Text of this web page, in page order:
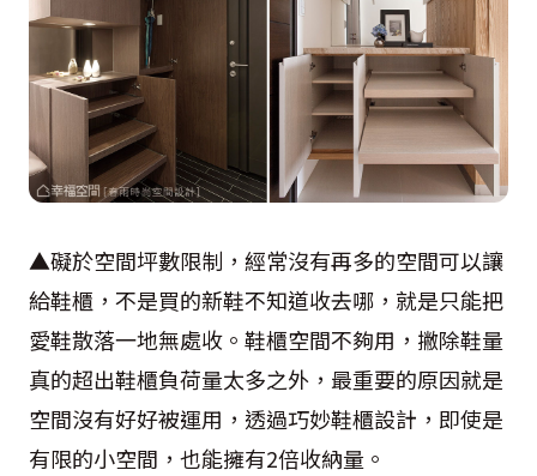
▲礙於空間坪數限制，經常沒有再多的空間可以讓
給鞋櫃，不是買的新鞋不知道收去哪，就是只能把
愛鞋散落一地無處收。鞋櫃空間不夠用，撇除鞋量
真的超出鞋櫃負荷量太多之外，最重要的原因就是
空間沒有好好被運用，透過巧妙鞋櫃設計，即使是
有限的小空間，也能擁有2倍收納量。